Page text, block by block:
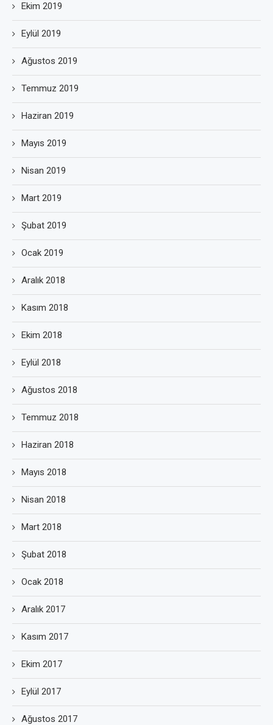
Ekim 2019
Eylül 2019
Ağustos 2019
Temmuz 2019
Haziran 2019
Mayıs 2019
Nisan 2019
Mart 2019
Şubat 2019
Ocak 2019
Aralık 2018
Kasım 2018
Ekim 2018
Eylül 2018
Ağustos 2018
Temmuz 2018
Haziran 2018
Mayıs 2018
Nisan 2018
Mart 2018
Şubat 2018
Ocak 2018
Aralık 2017
Kasım 2017
Ekim 2017
Eylül 2017
Ağustos 2017